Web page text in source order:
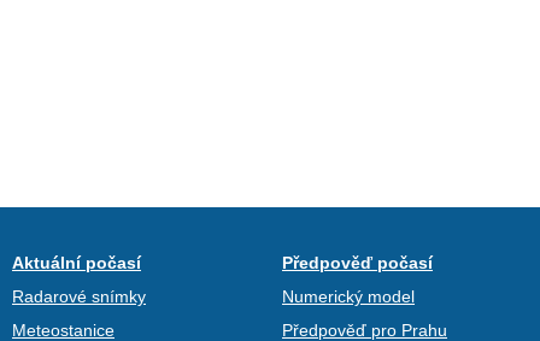
Aktuální počasí
Radarové snímky
Meteostanice
Předpověď počasí
Numerický model
Předpověď pro Prahu